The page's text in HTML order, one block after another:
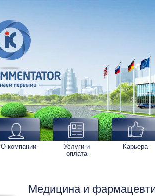
О компании Услуги и
оплата
Карьера
Медицина и